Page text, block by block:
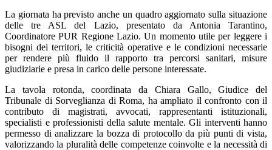
La giornata ha previsto anche un quadro aggiornato sulla situazione
delle tre ASL del Lazio, presentato da Antonia Tarantino,
Coordinatore PUR Regione Lazio. Un momento utile per leggere i
bisogni dei territori, le criticità operative e le condizioni necessarie
per rendere più fluido il rapporto tra percorsi sanitari, misure
giudiziarie e presa in carico delle persone interessate.
La tavola rotonda, coordinata da Chiara Gallo, Giudice del
Tribunale di Sorveglianza di Roma, ha ampliato il confronto con il
contributo di magistrati, avvocati, rappresentanti istituzionali,
specialisti e professionisti della salute mentale. Gli interventi hanno
permesso di analizzare la bozza di protocollo da più punti di vista,
valorizzando la pluralità delle competenze coinvolte e la necessità di